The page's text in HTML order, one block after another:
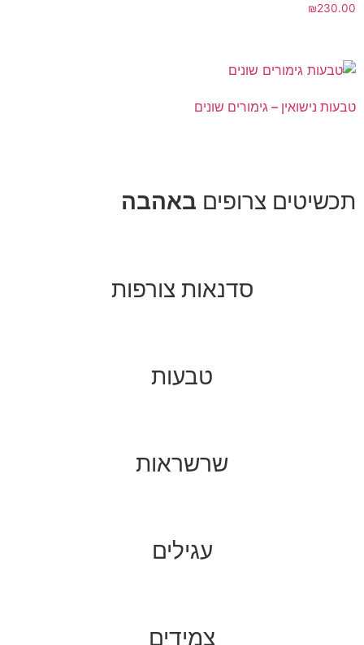
₪230.00
טבעות נישואין – גימורים שונים
תכשיטים צרופים באהבה
סדנאות צורפות
טבעות
שרשראות
עגילים
צמידים